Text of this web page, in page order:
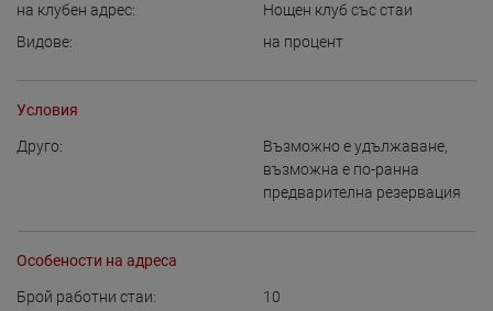
на клубен адрес:
Нощен клуб със стаи
Видове:
на процент
Условия
Друго: Възможно е удължаване,
възможна е по-ранна
предварителна резервация
Особености на адреса
Брой работни стаи:
10